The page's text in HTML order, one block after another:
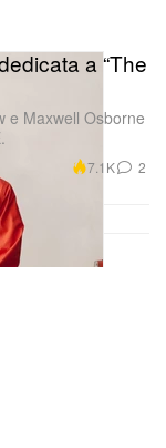
a “The
e Maxwell Osborne
7.1K 2